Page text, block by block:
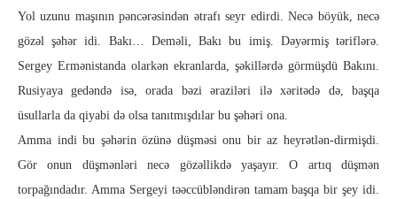
Yol uzunu maşının pəncərəsindən ətrafı seyr edirdi. Necə bö­­yük, necə
gözəl şəhər idi. Bakı… Deməli, Bakı bu imiş. Də­yər­­miş təriflərə.
Sergey Ermənistanda olarkən ekranlarda, şəkillərdə gör­müşdü Bakını.
Rusiyaya gedəndə isə, orada bəzi əra­ziləri ilə xəritədə də, başqa
üsullarla da qiyabi də olsa tanıt­mış­dılar bu şəhəri ona.
Amma indi bu şəhərin özünə düşməsi onu bir az heyrətlən-dir­mişdi.
Gör onun düşmənləri necə gözəllikdə yaşayır. O artıq düş­mən
torpağındadır. Amma Sergeyi təəccübləndirən tamam baş­qa bir şey idi.